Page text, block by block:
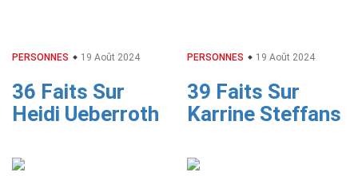
PERSONNES 19 Août 2024
36 Faits Sur
Heidi Ueberroth
PERSONNES 19 Août 2024
39 Faits Sur
Karrine Steffans